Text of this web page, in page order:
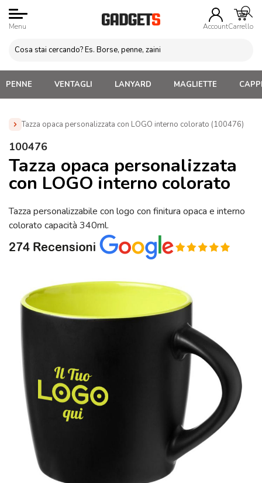
Menu AccountCarrello
PENNE VENTAGLI LANYARD MAGLIETTE
Tazza opaca personalizzata con LOGO interno colorato (100476)
Home »
colorato (100476)
100476
Tazza opaca personalizzata
con LOGO interno colorato
Tazza personalizzabile con logo con finitura opaca e interno
colorato capacità 340ml.